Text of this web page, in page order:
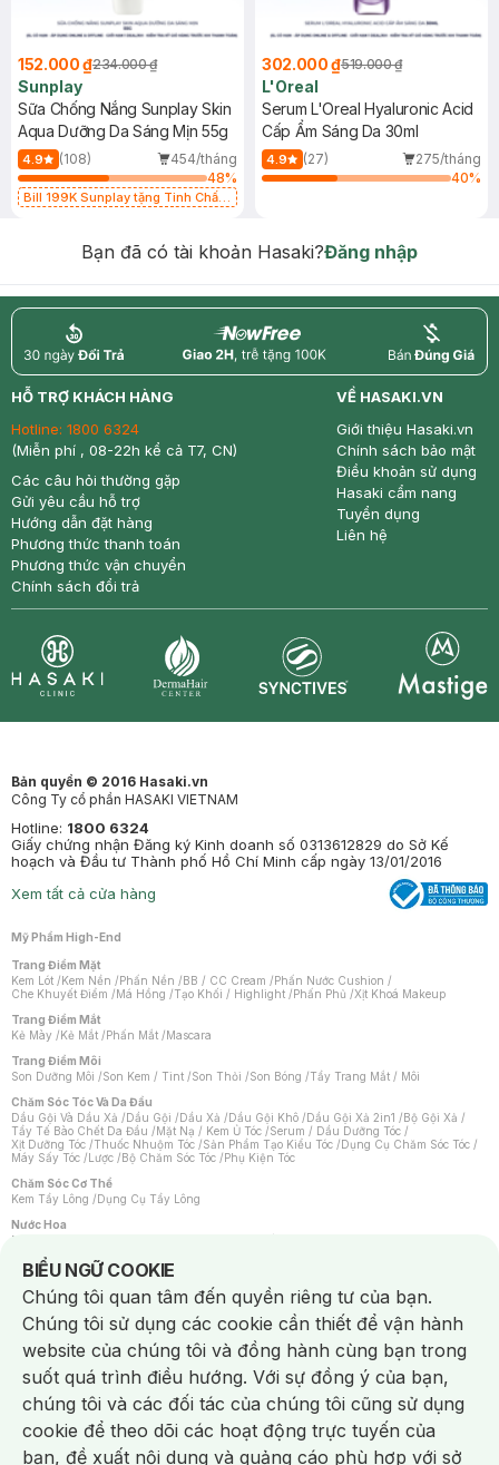
152.000 ₫234.000 ₫
Sunplay
Sữa Chống Nắng Sunplay Skin
Aqua Dưỡng Da Sáng Mịn 55g
4.9 (108)
454/tháng
48%
Bill 199K Sunplay tặng Tinh Chất
302.000 ₫519.000 ₫
L'Oreal
Serum L'Oreal Hyaluronic Acid
Cấp Ẩm Sáng Da 30ml
4.9 (27)
275/tháng
40%
Bạn đã có tài khoản Hasaki?Đăng nhập
return nowfree price
HỖ TRỢ KHÁCH HÀNG
Hotline: 1800 6324
(Miễn phí , 08-22h kể cả T7, CN)
Các câu hỏi thường gặp
Gửi yêu cầu hỗ trợ
Hướng dẫn đặt hàng
Phương thức thanh toán
Phương thức vận chuyển
Chính sách đổi trả
VỀ HASAKI.VN
Giới thiệu Hasaki.vn
Chính sách bảo mật
Điều khoản sử dụng
Hasaki cẩm nang
Tuyển dụng
Liên hệ
Bản quyền © 2016 Hasaki.vn
Công Ty cổ phần HASAKI VIETNAM
Hotline: 1800 6324
Giấy chứng nhận Đăng ký Kinh doanh số 0313612829 do Sở Kế
hoạch và Đầu tư Thành phố Hồ Chí Minh cấp ngày 13/01/2016
Xem tất cả cửa hàng
Mỹ Phẩm High-End
Trang Điểm Mặt
Kem Lót /Kem Nền /Phấn Nền /BB / CC Cream /Phấn Nước Cushion /
Che Khuyết Điểm /Má Hồng /Tạo Khối / Highlight /Phấn Phủ /Xịt Khoá Makeup
Trang Điểm Mắt
Kẻ Mày /Kẻ Mắt /Phấn Mắt /Mascara
Trang Điểm Môi
Son Dưỡng Môi /Son Kem / Tint /Son Thỏi /Son Bóng /Tẩy Trang Mắt / Môi
Chăm Sóc Tóc Và Da Đầu
Dầu Gội Và Dầu Xả /Dầu Gội /Dầu Xả /Dầu Gội Khô /Dầu Gội Xả 2in1 /Bộ Gội Xả /
Tẩy Tế Bào Chết Da Đầu /Mặt Nạ / Kem Ủ Tóc /Serum / Dầu Dưỡng Tóc /
Xịt Dưỡng Tóc /Thuốc Nhuộm Tóc /Sản Phẩm Tạo Kiểu Tóc /Dụng Cụ Chăm Sóc Tóc /
Máy Sấy Tóc /Lược /Bộ Chăm Sóc Tóc /Phụ Kiện Tóc
Chăm Sóc Cơ Thể
Kem Tẩy Lông /Dụng Cụ Tẩy Lông
Nước Hoa
Nước Hoa Nữ
Chăm Sóc Cá Nhân
Chống Muỗi /Khẩu Trang /Máy Massage/Mặt Nạ Xông Hơi /Nước Rửa Tay/
Sản Phẩm Chăm Sóc Khác /Bàn Chải Đánh Răng /Bàn Chải Điện/
Hỗ Trợ Trắng Răng/Kem Đánh Răng /Máy Tăm Nước/ Nước Súc Miệng/
Tăm / Chỉ Nha Khoa/ Xịt Thơm Miệng / Dung Dịch Vệ Sinh/Dưỡng Vùng Kín/
Khăn Ướt Vệ Sinh Vùng Kín/Băng Vệ Sinh/Tampon/Bọt Cạo Râu /Dao Cạo Râu/
Máy Cạo Râu
Vấn Đề Về Da
Da Dầu / Lỗ Chân Lông To/ Da Khô / Mất Nước/ Da Lão Hóa/ Da Mụn/
Da Nhạy Cảm / Kích Ứng
Da Xỉn Màu Thâm / Nám / Tàn Nhang
Quầng Thâm & Bọng Mắt /Sẹo /Viêm Da Cơ Địa
Dụng Cụ / Phụ Kiện Chăm Sóc Da
BIỂU NGỮ COOKIE
Notice about cookies usage
Chúng tôi quan tâm đến quyền riêng tư của bạn.
Chúng tôi sử dụng các cookie cần thiết để vận hành
website của chúng tôi và đồng hành cùng bạn trong
suốt quá trình điều hướng. Với sự đồng ý của bạn,
chúng tôi và các đối tác của chúng tôi cũng sử dụng
cookie để theo dõi các hoạt động trực tuyến của
bạn, đề xuất nội dung và quảng cáo phù hợp với sở